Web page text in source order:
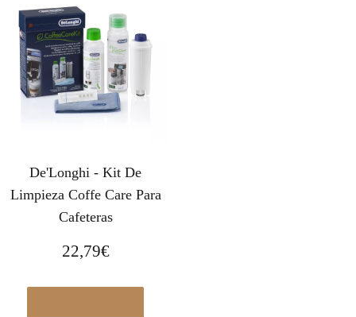
De'Longhi - Kit De
Limpieza Coffe Care Para
Cafeteras
22,79€